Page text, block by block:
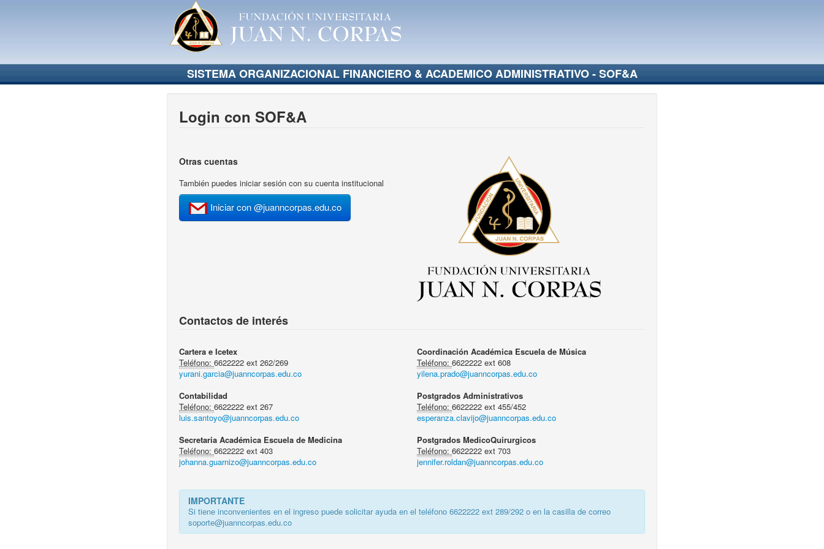
SISTEMA ORGANIZACIONAL FINANCIERO & ACADEMICO ADMINISTRATIVO - SOF&A
Login con SOF&A
Otras cuentas
También puedes iniciar sesión con su cuenta institucional
Iniciar con @juanncorpas.edu.co
Contactos de interés
Cartera e Icetex
Teléfono: 6622222 ext 262/269
yurani.garcia@juanncorpas.edu.co
Contabilidad
Teléfono: 6622222 ext 267
luis.santoyo@juanncorpas.edu.co
Secretaria Académica Escuela de Medicina
Teléfono: 6622222 ext 403
johanna.guarnizo@juanncorpas.edu.co
Coordinación Académica Escuela de Música
Teléfono:6622222 ext 608
yilena.prado@juanncorpas.edu.co
Postgrados Administrativos
Teléfono:6622222 ext 455/452
esperanza.clavijo@juanncorpas.edu.co
Postgrados MedicoQuirurgicos
Teléfono:6622222 ext 703
jennifer.roldan@juanncorpas.edu.co
IMPORTANTE
Si tiene inconvenientes en el ingreso puede solicitar ayuda en el teléfono 6622222 ext 289/292 o en la casilla de correo
soporte@juanncorpas.edu.co